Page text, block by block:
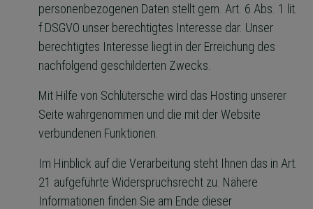
personenbezogenen Daten stellt gem. Art. 6 Abs. 1 lit.
f DSGVO unser berechtigtes Interesse dar. Unser
berechtigtes Interesse liegt in der Erreichung des
nachfolgend geschilderten Zwecks.
Mit Hilfe von Schlütersche wird das Hosting unserer
Seite wahrgenommen und die mit der Website
verbundenen Funktionen.
Im Hinblick auf die Verarbeitung steht Ihnen das in Art.
21 aufgeführte Widerspruchsrecht zu. Nähere
Informationen finden Sie am Ende dieser